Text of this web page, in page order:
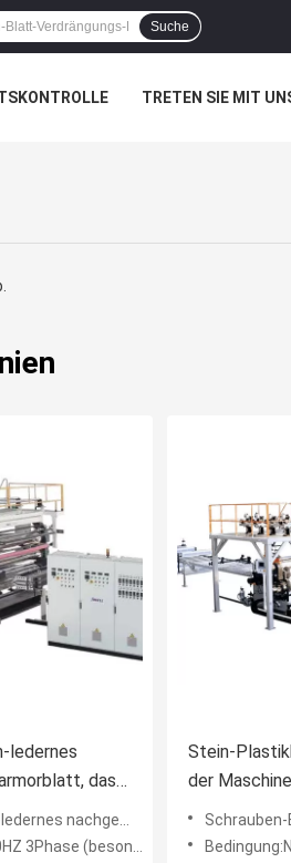
Suche
TRETEN SIE MIT
ledernes
das
Marmorblatt, das Maschine herstellt
(besonders angefertigt)
Stein-
der
Schrauben-